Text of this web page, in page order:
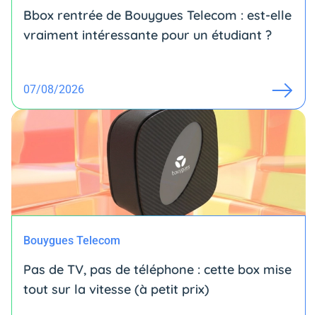
Bbox rentrée de Bouygues Telecom : est-elle
vraiment intéressante pour un étudiant ?
07/08/2026
Bouygues Telecom
Pas de TV, pas de téléphone : cette box mise
tout sur la vitesse (à petit prix)